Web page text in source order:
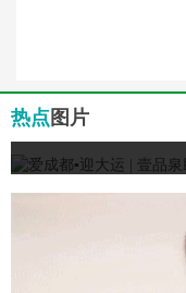
热点 图片